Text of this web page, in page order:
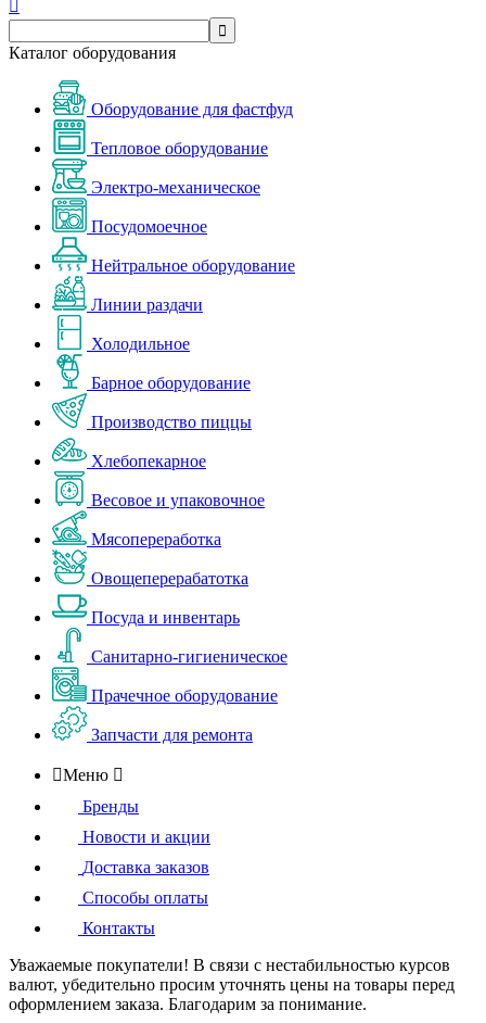


Каталог оборудования
Оборудование для фастфуд
Тепловое оборудование
Электро-механическое
Посудомоечное
Нейтральное оборудование
Линии раздачи
Холодильное
Барное оборудование
Производство пиццы
Хлебопекарное
Весовое и упаковочное
Мясопереработка
Овощеперерабатотка
Посуда и инвентарь
Санитарно-гигиеническое
Прачечное оборудование
Запчасти для ремонта
Меню 
Бренды
Новости и акции
Доставка заказов
Способы оплаты
Контакты
Уважаемые покупатели! В связи с нестабильностью курсов
валют, убедительно просим уточнять цены на товары перед
оформлением заказа. Благодарим за понимание.